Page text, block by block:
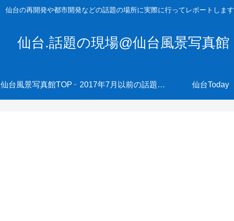
仙台の再開発や都市開発などの話題の場所に実際に行ってレポートしま
仙台.話題の現場@仙台風景写真館
仙台風景写真館TOP 2017年7月以前の話題の現場へ 仙台Today